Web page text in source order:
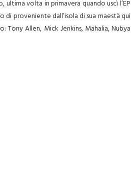
ultima volta in primavera quando uscì l’EP
di proveniente dall’isola di sua maestà qui
Tony Allen, Mick Jenkins, Mahalia, Nubya